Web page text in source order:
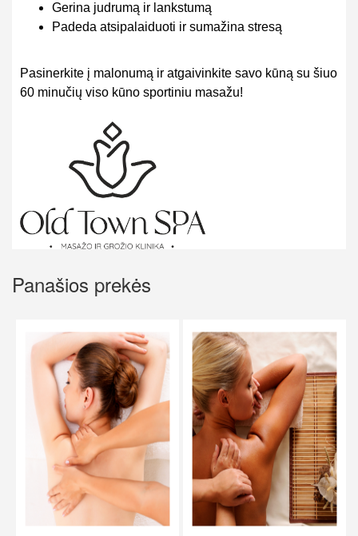
Gerina judrumą ir lankstumą
Padeda atsipalaiduoti ir sumažina stresą
Pasinerkite į malonumą ir atgaivinkite savo kūną su šiuo
60 minučių viso kūno sportiniu masažu!
Panašios prekės